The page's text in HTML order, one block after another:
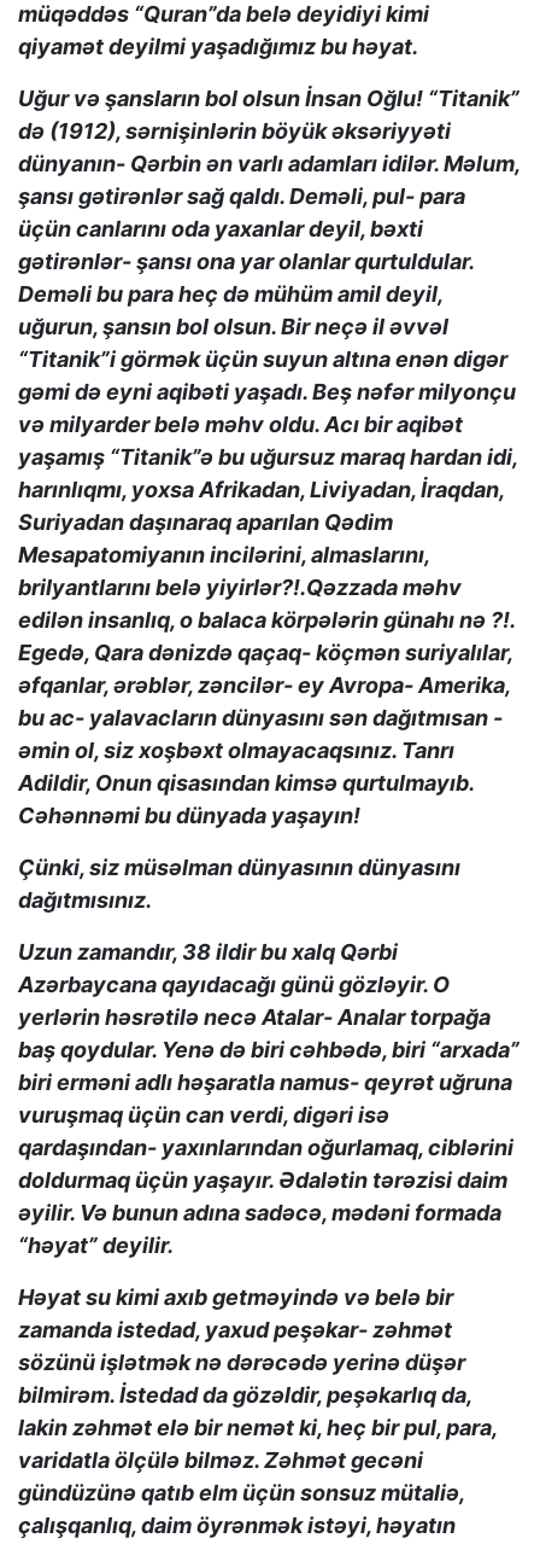
müqəddəs “Quran”da belə deyidiyi kimi
qiyamət deyilmi yaşadığımız bu həyat.
Uğur və şansların bol olsun İnsan Oğlu! “Titanik”
də (1912), sərnişinlərin böyük əksəriyyəti
dünyanın- Qərbin ən varlı adamları idilər. Məlum,
şansı gətirənlər sağ qaldı. Deməli, pul- para
üçün canlarını oda yaxanlar deyil, bəxti
gətirənlər- şansı ona yar olanlar qurtuldular.
Deməli bu para heç də mühüm amil deyil,
uğurun, şansın bol olsun. Bir neçə il əvvəl
“Titanik”i görmək üçün suyun altına enən digər
gəmi də eyni aqibəti yaşadı. Beş nəfər milyonçu
və milyarder belə məhv oldu. Acı bir aqibət
yaşamış “Titanik”ə bu uğursuz maraq hardan idi,
harınlıqmı, yoxsa Afrikadan, Liviyadan, İraqdan,
Suriyadan daşınaraq aparılan Qədim
Mesapatomiyanın incilərini, almaslarını,
brilyantlarını belə yiyirlər?!.Qəzzada məhv
edilən insanlıq, o balaca körpələrin günahı nə ?!.
Egedə, Qara dənizdə qaçaq- köçmən suriyalılar,
əfqanlar, ərəblər, zəncilər- ey Avropa- Amerika,
bu ac- yalavacların dünyasını sən dağıtmısan -
əmin ol, siz xoşbəxt olmayacaqsınız. Tanrı
Adildir, Onun qisasından kimsə qurtulmayıb.
Cəhənnəmi bu dünyada yaşayın!
Çünki, siz müsəlman dünyasının dünyasını
dağıtmısınız.
Uzun zamandır, 38 ildir bu xalq Qərbi
Azərbaycana qayıdacağı günü gözləyir. O
yerlərin həsrətilə necə Atalar- Analar torpağa
baş qoydular. Yenə də biri cəhbədə, biri “arxada”
biri erməni adlı həşaratla namus- qeyrət uğruna
vuruşmaq üçün can verdi, digəri isə
qardaşından- yaxınlarından oğurlamaq, ciblərini
doldurmaq üçün yaşayır. Ədalətin tərəzisi daim
əyilir. Və bunun adına sadəcə, mədəni formada
“həyat” deyilir.
Həyat su kimi axıb getməyində və belə bir
zamanda istedad, yaxud peşəkar- zəhmət
sözünü işlətmək nə dərəcədə yerinə düşər
bilmirəm. İstedad da gözəldir, peşəkarlıq da,
lakin zəhmət elə bir nemət ki, heç bir pul, para,
varidatla ölçülə bilməz. Zəhmət gecəni
gündüzünə qatıb elm üçün sonsuz mütaliə,
çalışqanlıq, daim öyrənmək istəyi, həyatın